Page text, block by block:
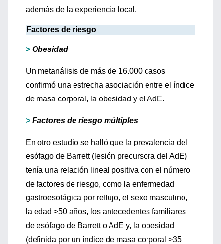
además de la experiencia local.
Factores de riesgo
> Obesidad
Un metanálisis de más de 16.000 casos
confirmó una estrecha asociación entre el índice
de masa corporal, la obesidad y el AdE.
> Factores de riesgo múltiples
En otro estudio se halló que la prevalencia del
esófago de Barrett (lesión precursora del AdE)
tenía una relación lineal positiva con el número
de factores de riesgo, como la enfermedad
gastroesofágica por reflujo, el sexo masculino,
la edad >50 años, los antecedentes familiares
de esófago de Barrett o AdE y, la obesidad
(definida por un índice de masa corporal >35